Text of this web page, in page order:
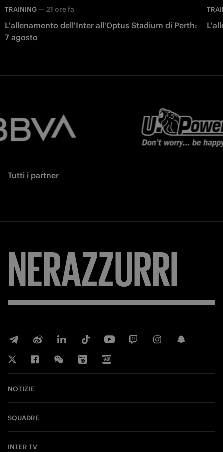
TRAINING — 21 ore fa
L'allenamento dell'Inter all'Optus Stadium di Perth:
7 agosto
Tutti i partner
NERAZZURRI
NOTIZIE
SQUADRE
INTER TV